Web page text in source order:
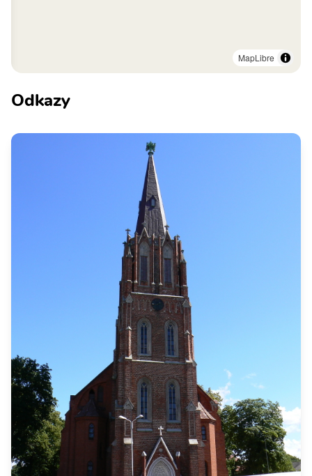
MapLibre
Odkazy